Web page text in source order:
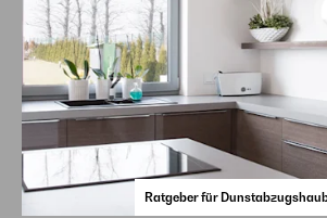
Ratgeber für